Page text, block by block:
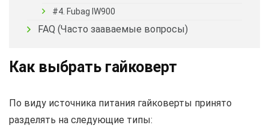
#4. Fubag IW900
FAQ (Часто зааваемые вопросы)
Как выбрать гайковерт
По виду источника питания гайковерты принято
разделять на следующие типы: